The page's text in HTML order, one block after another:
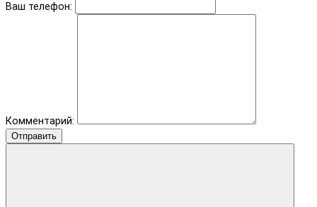
Ваш телефон:
Комментарий:
Отправить